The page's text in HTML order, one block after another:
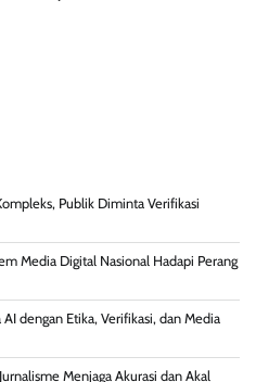
Publik Diminta Verifikasi
Media Digital Nasional Hadapi Perang
dengan Etika, Verifikasi, dan Media
Menjaga Akurasi dan Akal